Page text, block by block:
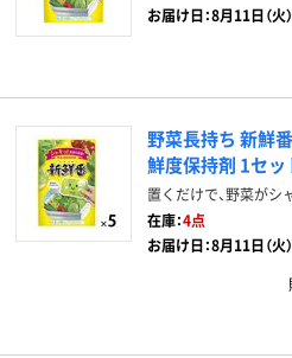
お届け日：8月11日（火）
野菜長持ち 新鮮
鮮度保持剤 1セッ
置くだけで、野菜がシ
在庫：4点
お届け日：8月11日（火）